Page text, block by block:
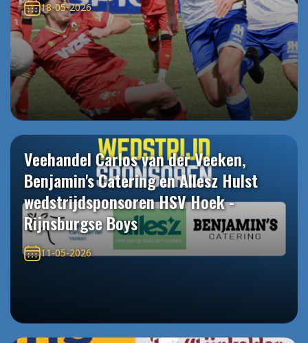
18-05-2026
Veehandel Carlos van der Veeken,
Benjamin's Catering en Allesz Hulst
wedstrijdsponsoren HSV Hoek -
Rijnsburgse Boys
11-05-2026